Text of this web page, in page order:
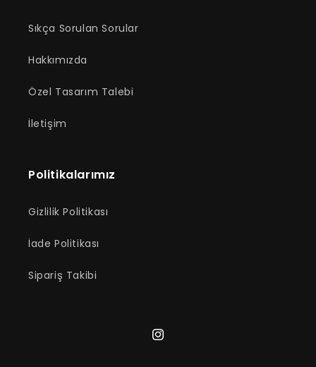
Sıkça Sorulan Sorular
Hakkımızda
Özel Tasarım Talebi
İletişim
Politikalarımız
Gizlilik Politikası
İade Politikası
Sipariş Takibi
Instagram